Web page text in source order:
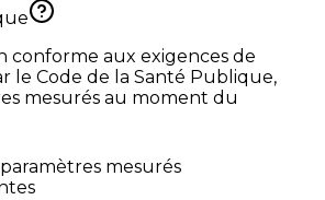
conforme aux exigences de
le Code de la Santé Publique,
mesurés au moment du
paramètres mesurés